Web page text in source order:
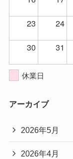
23
24
30
31
休業日
アーカイブ
2026年5月
2026年4月